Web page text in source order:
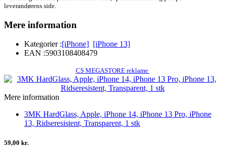
leverandørens side.
Mere information
Kategorier :[iPhone] [iPhone 13]
EAN :5903108408479
CS MEGASTORE reklame
Mere information
3MK HardGlass, Apple, iPhone 14, iPhone 13 Pro, iPhone
13, Ridseresistent, Transparent, 1 stk
59,00 kr.